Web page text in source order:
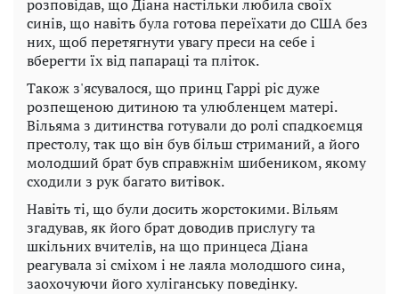
розповідав, що Діана настільки любила своїх
синів, що навіть була готова переїхати до США без
них, щоб перетягнути увагу преси на себе і
вберегти їх від папараці та пліток.
Також з'ясувалося, що принц Гаррі ріс дуже
розпещеною дитиною та улюбленцем матері.
Вільяма з дитинства готували до ролі спадкоємця
престолу, так що він був більш стриманий, а його
молодший брат був справжнім шибеником, якому
сходили з рук багато витівок.
Навіть ті, що були досить жорстокими. Вільям
згадував, як його брат доводив прислугу та
шкільних вчителів, на що принцеса Діана
реагувала зі сміхом і не лаяла молодшого сина,
заохочуючи його хуліганську поведінку.